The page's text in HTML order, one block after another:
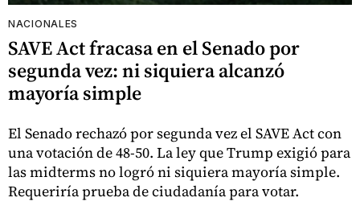
NACIONALES
SAVE Act fracasa en el Senado por
segunda vez: ni siquiera alcanzó
mayoría simple
El Senado rechazó por segunda vez el SAVE Act con
una votación de 48-50. La ley que Trump exigió para
las midterms no logró ni siquiera mayoría simple.
Requeriría prueba de ciudadanía para votar.